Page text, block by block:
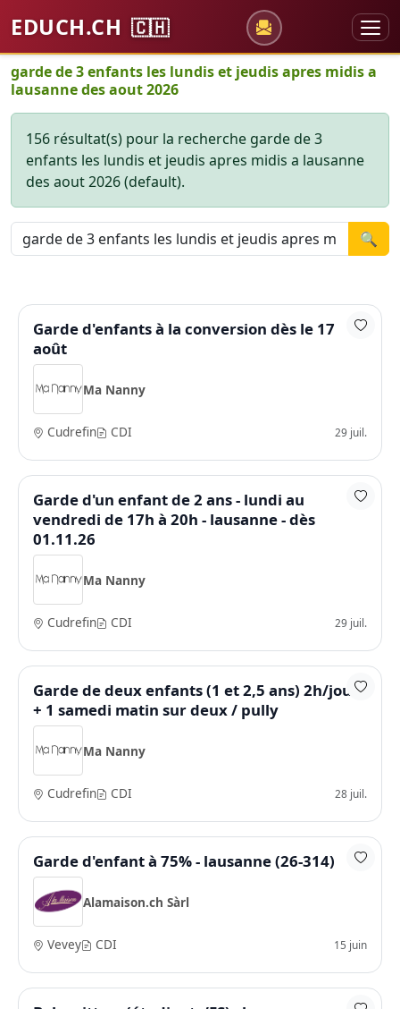
EDUCH.CH 🇨🇭
garde de 3 enfants les lundis et jeudis apres midis a
lausanne des aout 2026
156 résultat(s) pour la recherche garde de 3
enfants les lundis et jeudis apres midis a lausanne
des aout 2026 (default).
🔍
Garde d'enfants à la conversion dès le 17
août
Ma Nanny
Cudrefin CDI 29 juil.
Garde d'un enfant de 2 ans - lundi au
vendredi de 17h à 20h - lausanne - dès
01.11.26
Ma Nanny
Cudrefin CDI 29 juil.
Garde de deux enfants (1 et 2,5 ans) 2h/jour
+ 1 samedi matin sur deux / pully
Ma Nanny
Cudrefin CDI 28 juil.
Garde d'enfant à 75% - lausanne (26-314)
Alamaison.ch Sàrl
Vevey CDI 15 juin